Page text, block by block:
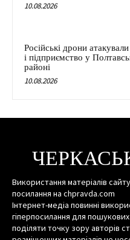
10.08.2026
Російські дрони
і підприємство у
районі
10.08.2026
Використання матеріалів
посилання на chpravda.com
Інтернет-медіа повинні
гіперпосилання для
поділяти точку зору авторів